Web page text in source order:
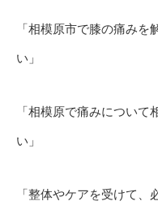
「相模原市で膝の痛み
い」
「相模原で痛みについ
い」
「整体やケアを受けて